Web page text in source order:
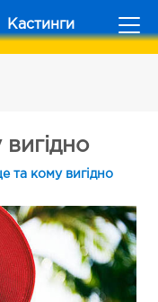
Кастинги
та кому вигідно